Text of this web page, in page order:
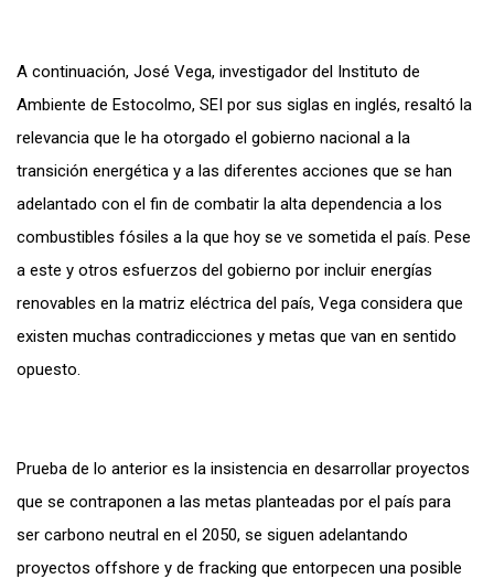
A continuación, José Vega, investigador del Instituto de
Ambiente de Estocolmo, SEI por sus siglas en inglés, resaltó la
relevancia que le ha otorgado el gobierno nacional a la
transición energética y a las diferentes acciones que se han
adelantado con el fin de combatir la alta dependencia a los
combustibles fósiles a la que hoy se ve sometida el país. Pese
a este y otros esfuerzos del gobierno por incluir energías
renovables en la matriz eléctrica del país, Vega considera que
existen muchas contradicciones y metas que van en sentido
opuesto.
Prueba de lo anterior es la insistencia en desarrollar proyectos
que se contraponen a las metas planteadas por el país para
ser carbono neutral en el 2050, se siguen adelantando
proyectos offshore y de fracking que entorpecen una posible